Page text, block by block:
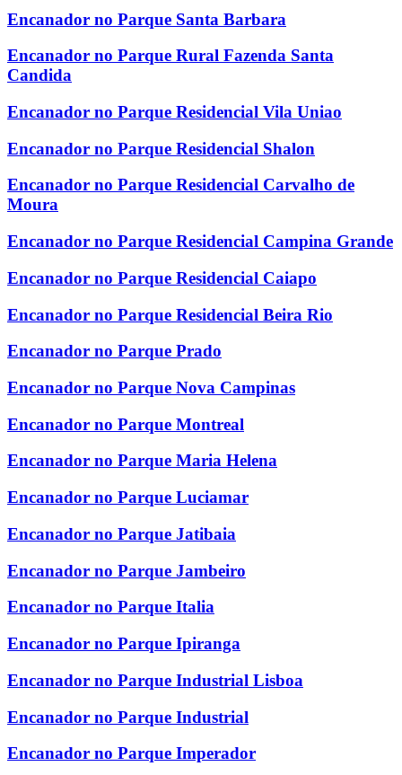
Encanador no Parque Santa Barbara
Encanador no Parque Rural Fazenda Santa
Candida
Encanador no Parque Residencial Vila Uniao
Encanador no Parque Residencial Shalon
Encanador no Parque Residencial Carvalho de
Moura
Encanador no Parque Residencial Campina Grande
Encanador no Parque Residencial Caiapo
Encanador no Parque Residencial Beira Rio
Encanador no Parque Prado
Encanador no Parque Nova Campinas
Encanador no Parque Montreal
Encanador no Parque Maria Helena
Encanador no Parque Luciamar
Encanador no Parque Jatibaia
Encanador no Parque Jambeiro
Encanador no Parque Italia
Encanador no Parque Ipiranga
Encanador no Parque Industrial Lisboa
Encanador no Parque Industrial
Encanador no Parque Imperador